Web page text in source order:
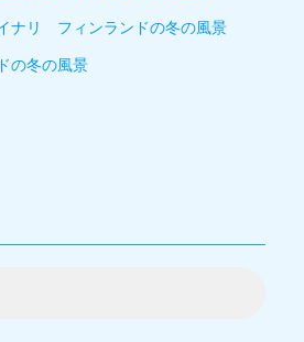
ナリ フィンランドの冬の風景
の冬の風景